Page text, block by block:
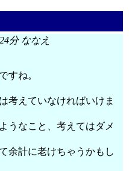
分 ななえ
すね。
考えていなければいけま
うなこと、考えてはダメ
余計に老けちゃうかもし